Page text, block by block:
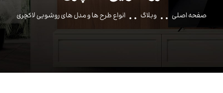
صفحه اصلی وبلاگ انواع طرح ها و مدل های روشویی لاکچری